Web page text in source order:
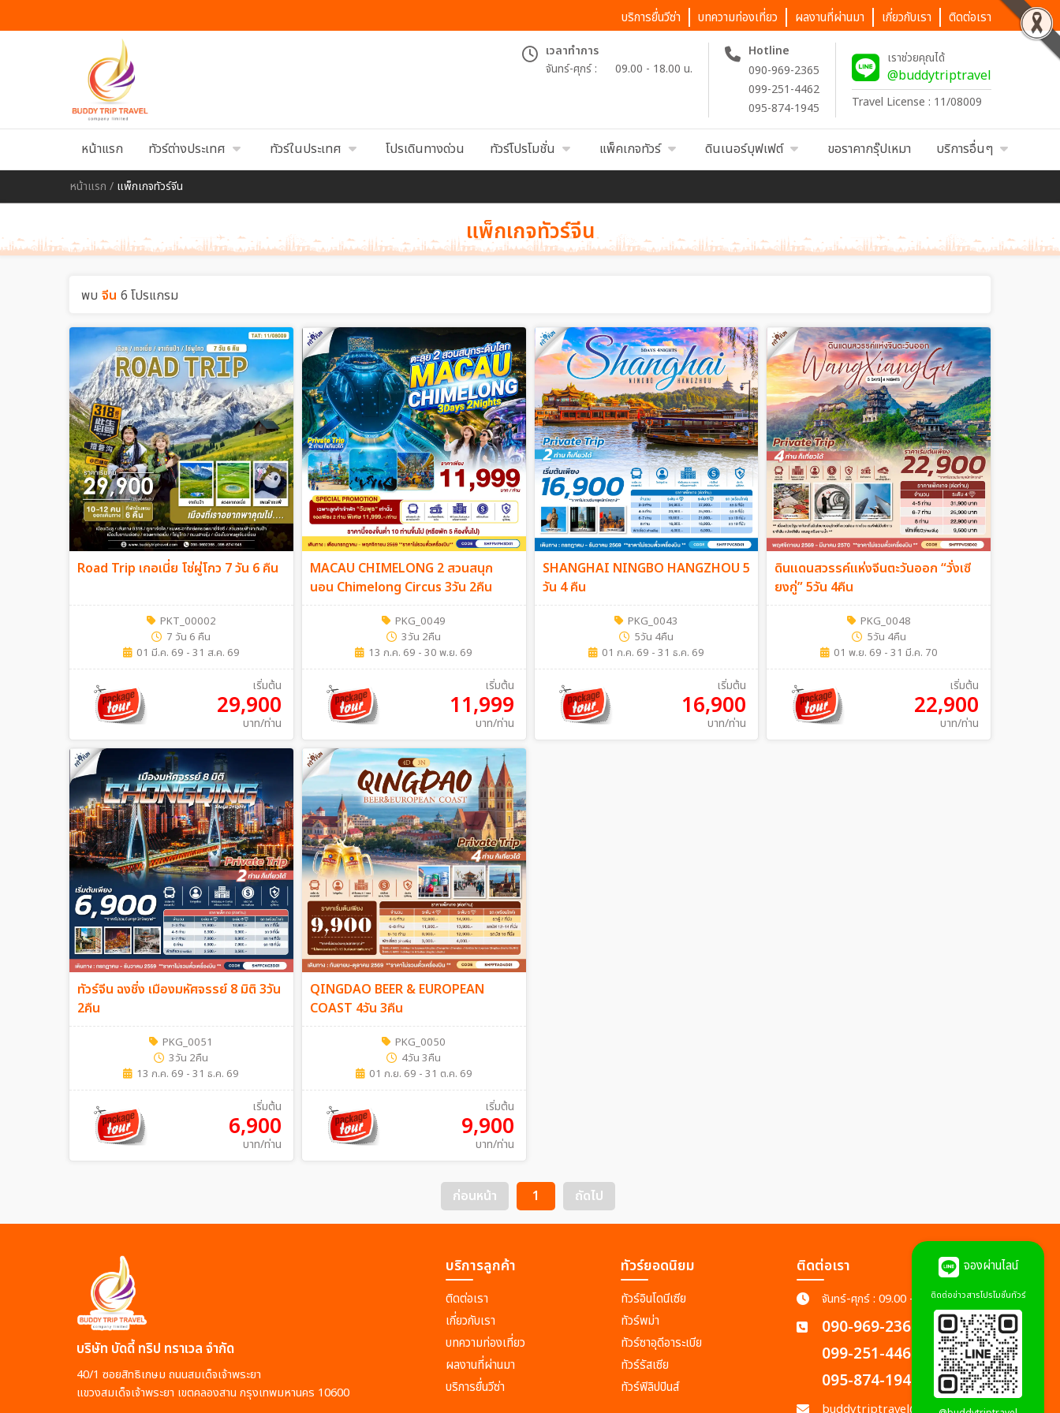
บริการยื่นวีซ่า บทความท่องเที่ยว ผลงานที่ผ่านมา เกี่ยวกับเรา ติดต่อเรา
เวลาทำการ
จันทร์-ศุกร์ :
09.00 - 18.00 น.
Hotline
090-969-2365
099-251-4462
095-874-1945
เราช่วยคุณได้
@buddytriptravel
Travel License : 11/08009
หน้าแรก ทัวร์ต่างประเทศ ทัวร์ในประเทศ โปรเดินทางด่วน ทัวร์โปรโมชั่น แพ็คเกจทัวร์ ดินเนอร์บุฟเฟต์ ขอราคากรุ๊ปเหมา บริการอื่นๆ
หน้าแรก / แพ็กเกจทัวร์จีน
แพ็กเกจทัวร์จีน
พบ จีน 6 โปรแกรม
Road Trip เกอเนี่ย โช่ผู่โกว 7 วัน 6 คืน
PKT_00002
7 วัน 6 คืน
01 มี.ค. 69 - 31 ส.ค. 69
เริ่มต้น
29,900
บาท/ท่าน
MACAU CHIMELONG 2 สวนสนุก
นอน Chimelong Circus 3วัน 2คืน
PKG_0049
3วัน 2คืน
13 ก.ค. 69 - 30 พ.ย. 69
เริ่มต้น
11,999
บาท/ท่าน
SHANGHAI NINGBO HANGZHOU 5
วัน 4 คืน
PKG_0043
5วัน 4คืน
01 ก.ค. 69 - 31 ธ.ค. 69
เริ่มต้น
16,900
บาท/ท่าน
ดินแดนสวรรค์แห่งจีนตะวันออก “วั่งเซี
ยงกู่” 5วัน 4คืน
PKG_0048
5วัน 4คืน
01 พ.ย. 69 - 31 มี.ค. 70
เริ่มต้น
22,900
บาท/ท่าน
ทัวร์จีน ฉงชิ่ง เมืองมหัศจรรย์ 8 มิติ 3วัน
2คืน
PKG_0051
3วัน 2คืน
13 ก.ค. 69 - 31 ธ.ค. 69
เริ่มต้น
6,900
บาท/ท่าน
QINGDAO BEER & EUROPEAN
COAST 4วัน 3คืน
PKG_0050
4วัน 3คืน
01 ก.ย. 69 - 31 ต.ค. 69
เริ่มต้น
9,900
บาท/ท่าน
ก่อนหน้า 1 ถัดไป
บริษัท บัดดี้ ทริป ทราเวล จำกัด
40/1 ซอยสิทธิเกษม ถนนสมเด็จเจ้าพระยา
แขวงสมเด็จเจ้าพระยา เขตคลองสาน กรุงเทพมหานคร 10600
บริการลูกค้า
ติดต่อเรา
เกี่ยวกับเรา
บทความท่องเที่ยว
ผลงานที่ผ่านมา
บริการยื่นวีซ่า
ทัวร์ยอดนิยม
ทัวร์อินโดนีเซีย
ทัวร์พม่า
ทัวร์ซาอุดีอาระเบีย
ทัวร์รัสเซีย
ทัวร์ฟิลิปปินส์
ติดต่อเรา
จันทร์-ศุกร์ : 09.00 - 18.00 น.
090-969-2365
099-251-4462
095-874-1945
buddytriptravel@gmail.com
จองผ่านไลน์
ติดต่อข่าวสารโปรโมชั่นทัวร์